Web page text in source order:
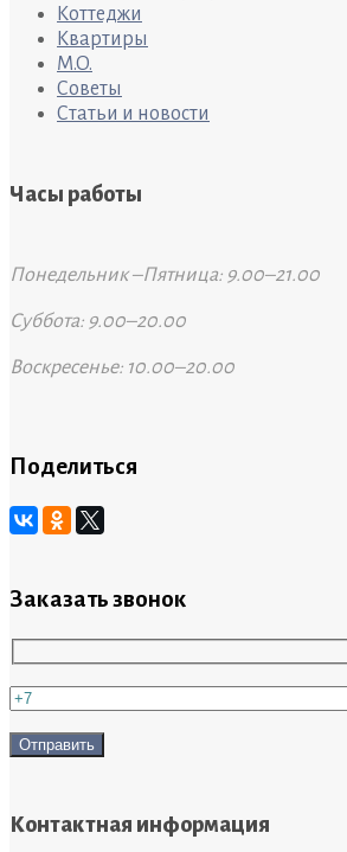
Коттеджи
Квартиры
M.O.
Советы
Статьи и новости
Часы работы
Понедельник –Пятница: 9.00–21.00
Суббота: 9.00–20.00
Воскресенье: 10.00–20.00
Поделиться
Заказать звонок
Контактная информация